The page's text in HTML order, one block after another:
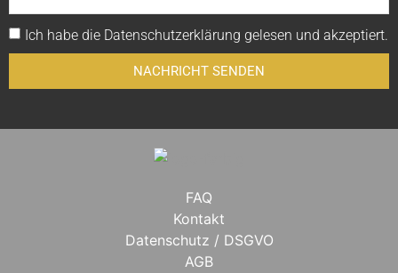
Ich habe die Datenschutzerklärung gelesen und akzeptiert.
NACHRICHT SENDEN
FAQ
Kontakt
Datenschutz / DSGVO
AGB